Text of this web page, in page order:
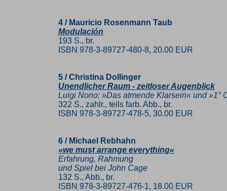
4 / Mauricio Rosenmann Taub
Modulación
193 S., br.
ISBN 978-3-89727-480-8, 20.00 EUR
5 / Christina Dollinger
Unendlicher Raum - zeitloser Augenblick
Luigi Nono: »Das atmende Klarsein« und »1°
322 S., zahlr., teils farb. Abb., br.
ISBN 978-3-89727-478-5, 30.00 EUR
6 / Michael Rebhahn
»we must arrange everything«
Erfahrung, Rahmung
und Spiel bei John Cage
132 S., Abb., br.
ISBN 978-3-89727-476-1, 18.00 EUR